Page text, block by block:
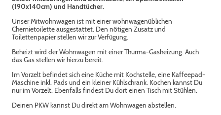
(190x140cm) und Handtücher.
Unser Mitwohnwagen ist mit einer wohnwagenüblichen
Chemietoilette ausgestattet. Den nötigen Zusatz und
Toilettenpapier stellen wir zur Verfügung.
Beheizt wird der Wohnwagen mit einer Thurma-Gasheizung. Auch
das Gas stellen wir hierzu bereit.
Im Vorzelt befindet sich eine Küche mit Kochstelle, eine Kaffeepad-
Maschine inkl. Pads und ein kleiner Kühlschrank. Kochen kannst Du
nur im Vorzelt. Ebenfalls findest Du dort einen Tisch mit Stühlen.
Deinen PKW kannst Du direkt am Wohnwagen abstellen.